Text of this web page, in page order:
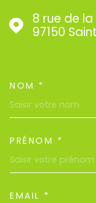
8 rue de
97150
NOM *
PRÉNOM *
EMAIL *